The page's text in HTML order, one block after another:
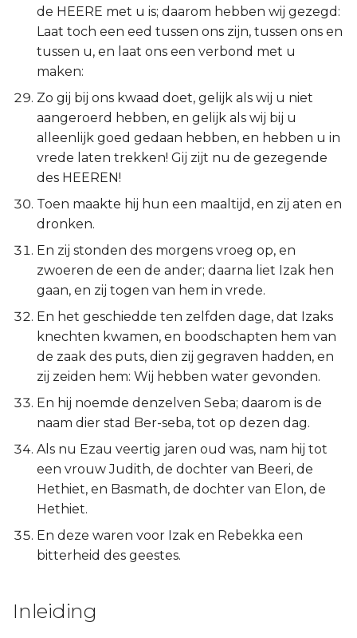
de HEERE met u is; daarom hebben wij gezegd:
Laat toch een eed tussen ons zijn, tussen ons en
tussen u, en laat ons een verbond met u
maken:
Zo gij bij ons kwaad doet, gelijk als wij u niet
aangeroerd hebben, en gelijk als wij bij u
alleenlijk goed gedaan hebben, en hebben u in
vrede laten trekken! Gij zijt nu de gezegende
des HEEREN!
Toen maakte hij hun een maaltijd, en zij aten en
dronken.
En zij stonden des morgens vroeg op, en
zwoeren de een de ander; daarna liet Izak hen
gaan, en zij togen van hem in vrede.
En het geschiedde ten zelfden dage, dat Izaks
knechten kwamen, en boodschapten hem van
de zaak des puts, dien zij gegraven hadden, en
zij zeiden hem: Wij hebben water gevonden.
En hij noemde denzelven Seba; daarom is de
naam dier stad Ber-seba, tot op dezen dag.
Als nu Ezau veertig jaren oud was, nam hij tot
een vrouw Judith, de dochter van Beeri, de
Hethiet, en Basmath, de dochter van Elon, de
Hethiet.
En deze waren voor Izak en Rebekka een
bitterheid des geestes.
Inleiding